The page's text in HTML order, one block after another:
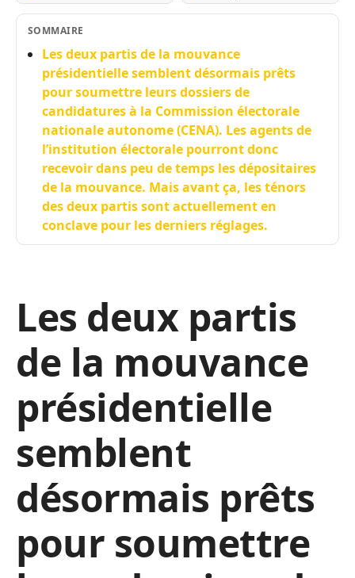
SOMMAIRE
Les deux partis de la mouvance
présidentielle semblent désormais prêts
pour soumettre leurs dossiers de
candidatures à la Commission électorale
nationale autonome (CENA). Les agents de
l’institution électorale pourront donc
recevoir dans peu de temps les dépositaires
de la mouvance. Mais avant ça, les ténors
des deux partis sont actuellement en
conclave pour les derniers réglages.
Les deux partis
de la mouvance
présidentielle
semblent
désormais prêts
pour soumettre